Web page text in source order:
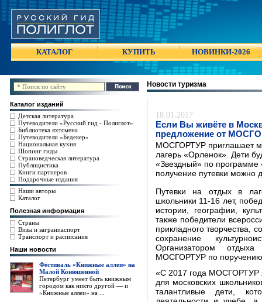
КАТАЛОГ КУПИТЬ НОВИНКИ-2026
Каталог изданий
Детская литература
Путеводители «Русский гид - Полиглот»
Библиотека яхтсмена
Путеводители «Бедекер»
Национальная кухня
Шопинг гиды
Страноведческая литература
Публицистика
Книги партнеров
Подарочные издания
Наши авторы
Каталог
Полезная информация
Страны
Визы и загранпаспорт
Транспорт и расписания
Наши новости
Фестиваль «Книжные аллеи» на
Малой Конюшенной
Петербург умеет быть книжным
городом как никто другой — и
«Книжные аллеи» на ...
Новости туризма
18.01.2017
Если Вы живёте в
предложение от
МОСГОРТУР приглашает
лагерь «Орленок». Дети
«Звездный» по программе
получение путевки можно
Путевки на отдых в
школьники 11-16 лет,
истории, географии,
также победители
прикладного творчества,
сохранение
Организатором
МОСГОРТУР по поручению
«С 2017 года МОСГОРТУР
для московских
талантливые дети,